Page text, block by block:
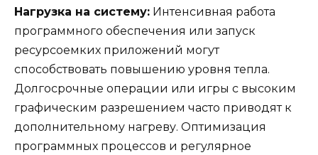
Нагрузка на систему: Интенсивная работа
программного обеспечения или запуск
ресурсоемких приложений могут
способствовать повышению уровня тепла.
Долгосрочные операции или игры с высоким
графическим разрешением часто приводят к
дополнительному нагреву. Оптимизация
программных процессов и регулярное